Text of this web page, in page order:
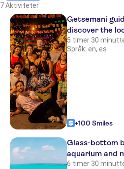
7 Aktiviteter
Getsemaní
discover the
5 timer 30
Språk: en, es
+100 Smiles
Glass-bottom
aquarium and
6 timer 30